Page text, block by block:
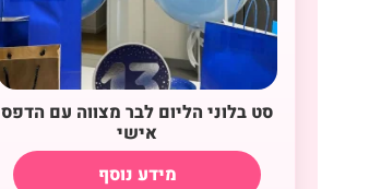
סט בלוני הליום לבר מצווה עם הדפס
אישי
מידע נוסף